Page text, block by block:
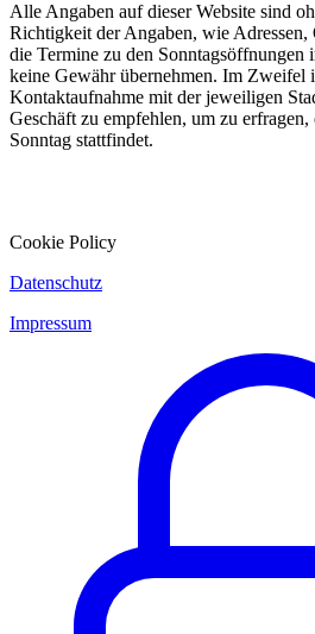
Alle Angaben auf dieser Website sind
Richtigkeit der Angaben, wie Adressen,
die Termine zu den
keine Gewähr übernehmen. Im Zweifel
Kontaktaufnahme mit der jeweiligen
Geschäft zu empfehlen, um zu
Sonntag stattfindet.
Cookie Policy
Datenschutz
Impressum